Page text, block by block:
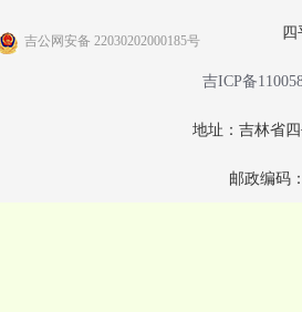
吉公网安备 22030202000185号 四
吉ICP备
地址：吉林省
邮政编码